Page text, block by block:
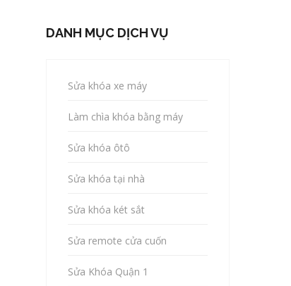
DANH MỤC DỊCH VỤ
Sửa khóa xe máy
Làm chìa khóa bằng máy
Sửa khóa ôtô
Sửa khóa tại nhà
Sửa khóa két sắt
Sửa remote cửa cuốn
Sửa Khóa Quận 1